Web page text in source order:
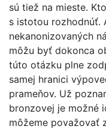
sú tiež na mieste.
s istotou rozhodnúť.
nekanonizovaných
môžu byť dokonca
túto otázku plne
samej hranici
prameňov. Už
bronzovej je možné
môžeme považovať